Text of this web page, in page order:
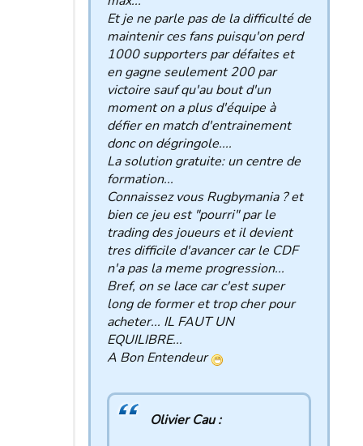
Et je ne parle pas de la difficulté de
maintenir ces fans puisqu'on perd
1000 supporters par défaites et
en gagne seulement 200 par
victoire sauf qu'au bout d'un
moment on a plus d'équipe à
défier en match d'entrainement
donc on dégringole....
La solution gratuite: un centre de
formation...
Connaissez vous Rugbymania ? et
bien ce jeu est "pourri" par le
trading des joueurs et il devient
tres difficile d'avancer car le CDF
n'a pas la meme progression...
Bref, on se lace car c'est super
long de former et trop cher pour
acheter... IL FAUT UN
EQUILIBRE...
A Bon Entendeur
Olivier Cau :